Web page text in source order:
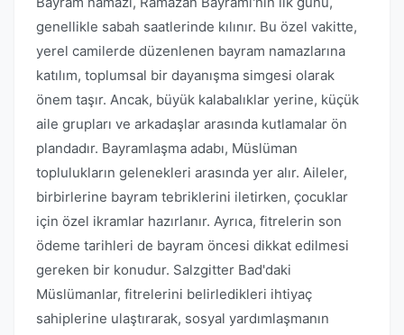
genellikle sabah saatlerinde kılınır. Bu özel vakitte,
yerel camilerde düzenlenen bayram namazlarına
katılım, toplumsal bir dayanışma simgesi olarak
önem taşır. Ancak, büyük kalabalıklar yerine, küçük
aile grupları ve arkadaşlar arasında kutlamalar ön
plandadır. Bayramlaşma adabı, Müslüman
toplulukların gelenekleri arasında yer alır. Aileler,
birbirlerine bayram tebriklerini iletirken, çocuklar
için özel ikramlar hazırlanır. Ayrıca, fitrelerin son
ödeme tarihleri de bayram öncesi dikkat edilmesi
gereken bir konudur. Salzgitter Bad'daki
Müslümanlar, fitrelerini belirledikleri ihtiyaç
sahiplerine ulaştırarak, sosyal yardımlaşmanın